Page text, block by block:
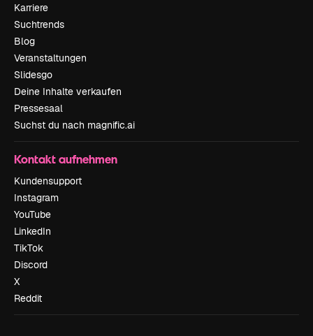
Karriere
Suchtrends
Blog
Veranstaltungen
Slidesgo
Deine Inhalte verkaufen
Pressesaal
Suchst du nach magnific.ai
Kontakt aufnehmen
Kundensupport
Instagram
YouTube
LinkedIn
TikTok
Discord
X
Reddit